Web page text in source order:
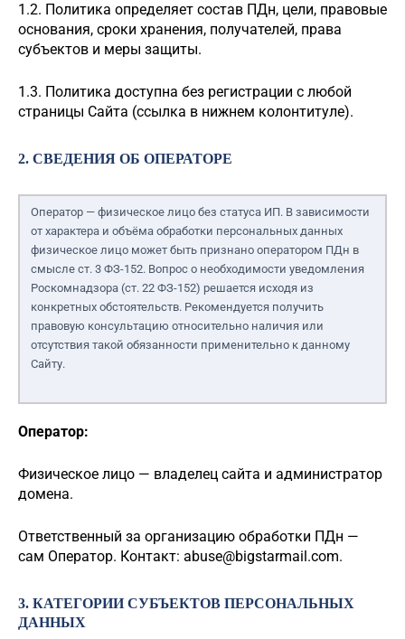
1.2. Политика определяет состав ПДн, цели, правовые
основания, сроки хранения, получателей, права
субъектов и меры защиты.
1.3. Политика доступна без регистрации с любой
страницы Сайта (ссылка в нижнем колонтитуле).
2. СВЕДЕНИЯ ОБ ОПЕРАТОРЕ
Оператор — физическое лицо без статуса ИП. В зависимости
от характера и объёма обработки персональных данных
физическое лицо может быть признано оператором ПДн в
смысле ст. 3 ФЗ-152. Вопрос о необходимости уведомления
Роскомнадзора (ст. 22 ФЗ-152) решается исходя из
конкретных обстоятельств. Рекомендуется получить
правовую консультацию относительно наличия или
отсутствия такой обязанности применительно к данному
Сайту.
Оператор:
Физическое лицо — владелец сайта и администратор
домена.
Ответственный за организацию обработки ПДн —
сам Оператор. Контакт: abuse@bigstarmail.com.
3. КАТЕГОРИИ СУБЪЕКТОВ ПЕРСОНАЛЬНЫХ
ДАННЫХ